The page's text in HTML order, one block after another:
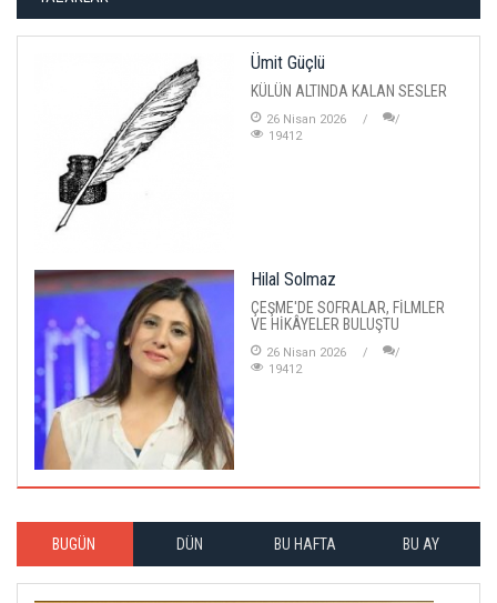
Ümit Güçlü
KÜLÜN ALTINDA KALAN SESLER
26 Nisan 2026
19412
Hilal Solmaz
ÇEŞME'DE SOFRALAR, FİLMLER
VE HİKÂYELER BULUŞTU
26 Nisan 2026
19412
BUGÜN DÜN BU HAFTA BU AY